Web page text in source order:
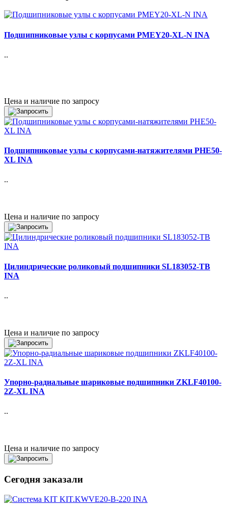
Подшипниковые узлы с корпусами PMEY20-XL-N INA
..
Цена и наличие по запросу
Подшипниковые узлы с корпусами-натяжителями PHE50-
XL INA
..
Цена и наличие по запросу
Цилиндрические роликовый подшипники SL183052-TB
INA
..
Цена и наличие по запросу
Упорно-радиальные шариковые подшипники ZKLF40100-
2Z-XL INA
..
Цена и наличие по запросу
Сегодня заказали